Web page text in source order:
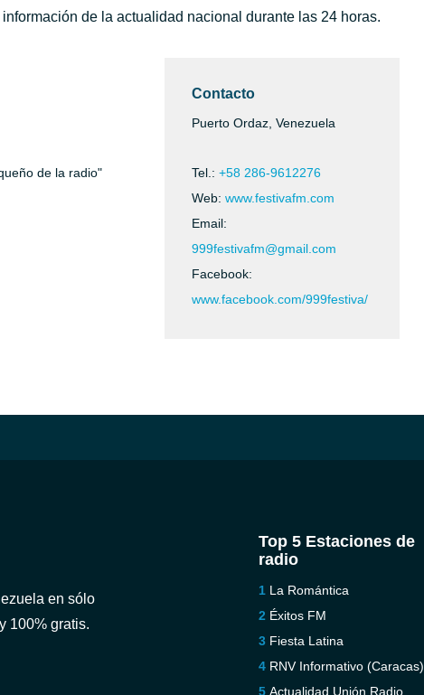
de la actualidad nacional durante las 24 horas.
de la radio"
Contacto
Puerto Ordaz, Venezuela
Tel.: +58 286-9612276
Web: www.festivafm.com
Email:
999festivafm@gmail.com
Facebook:
www.facebook.com/999festiva/
en sólo
100% gratis.
Top 5 Estaciones de
radio
La Romántica
Éxitos FM
Fiesta Latina
RNV Informativo (Caracas)
Actualidad Unión Radio